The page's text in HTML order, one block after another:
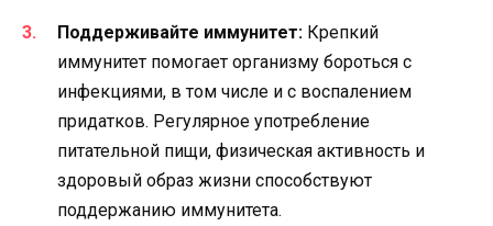
Поддерживайте иммунитет: Крепкий
иммунитет помогает организму бороться с
инфекциями, в том числе и с воспалением
придатков. Регулярное употребление
питательной пищи, физическая активность и
здоровый образ жизни способствуют
поддержанию иммунитета.